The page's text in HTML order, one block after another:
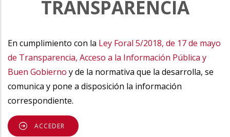
TRANSPARENCIA
En cumplimiento con la Ley Foral 5/2018, de 17 de mayo
de Transparencia, Acceso a la Información Pública y
Buen Gobierno y de la normativa que la desarrolla, se
comunica y pone a disposición la información
correspondiente.
ACCEDER